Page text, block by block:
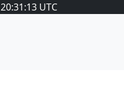
20:31:13 UTC